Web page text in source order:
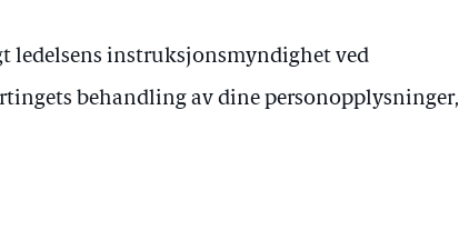
ledelsens instruksjonsmyndighet ved
behandling av dine personopplysninger,